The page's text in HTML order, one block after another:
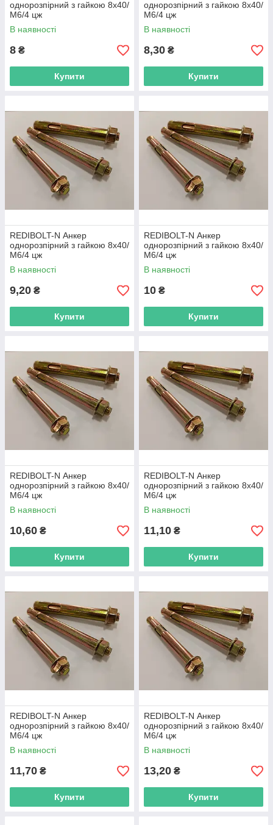
однорозпірний з гайкою 8х40/
М6/4 цж
В наявності
8 ₴
Купити
однорозпірний з гайкою 8х40/
М6/4 цж
В наявності
8,30 ₴
Купити
REDIBOLT-N Анкер
однорозпірний з гайкою 8х40/
М6/4 цж
В наявності
9,20 ₴
Купити
REDIBOLT-N Анкер
однорозпірний з гайкою 8х40/
М6/4 цж
В наявності
10 ₴
Купити
REDIBOLT-N Анкер
однорозпірний з гайкою 8х40/
М6/4 цж
В наявності
10,60 ₴
Купити
REDIBOLT-N Анкер
однорозпірний з гайкою 8х40/
М6/4 цж
В наявності
11,10 ₴
Купити
REDIBOLT-N Анкер
однорозпірний з гайкою 8х40/
М6/4 цж
В наявності
11,70 ₴
Купити
REDIBOLT-N Анкер
однорозпірний з гайкою 8х40/
М6/4 цж
В наявності
13,20 ₴
Купити